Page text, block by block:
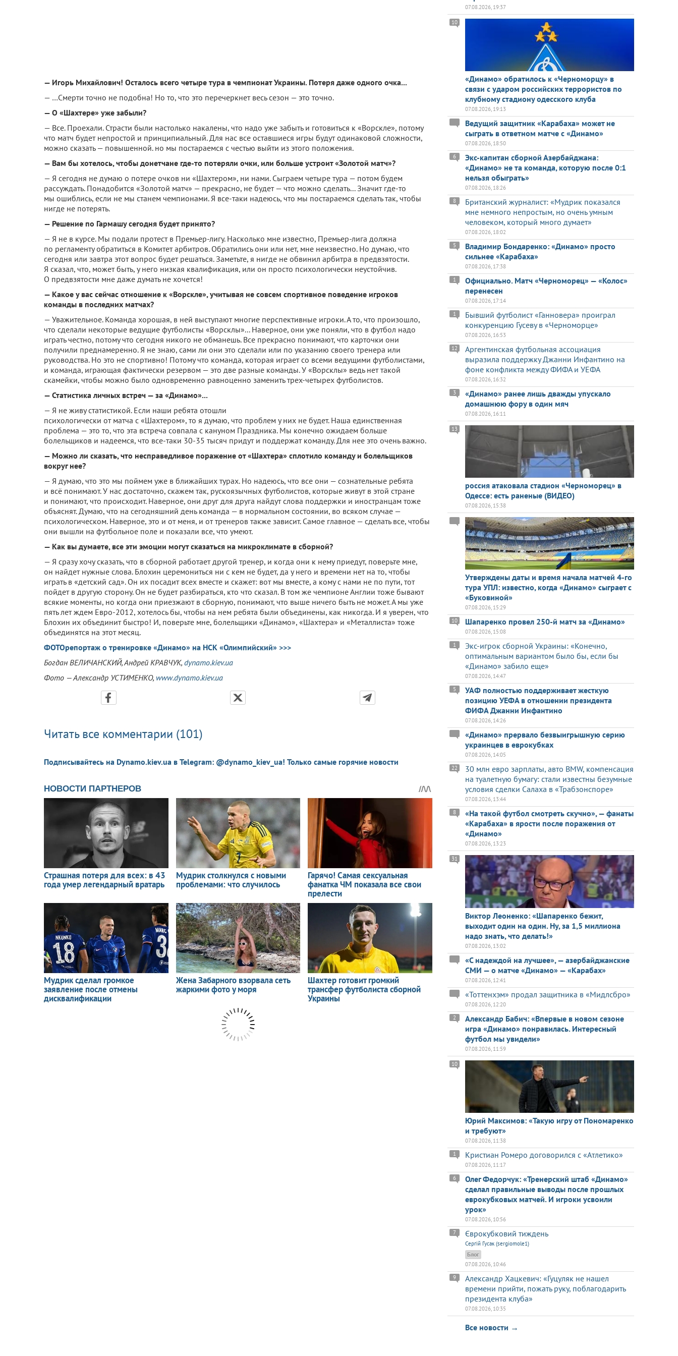
— Игорь Михайлович! Осталось всего четыре тура в чемпионат Украины. Потеря даже одного очка...
— …Смерти точно не подобна! Но то, что это перечеркнет весь сезон — это точно.
— О «Шахтере» уже забыли?
— Все. Проехали. Страсти были настолько накалены, что надо уже забыть и готовиться к «Ворскле», потому
что матч будет непростой и принципиальный. Для нас все оставшиеся игры будут одинаковой сложности,
можно сказать — повышенной. но мы постараемся с честью выйти из этого положения.
— Вам бы хотелось, чтобы донетчане где-то потеряли очки, или больше устроит «Золотой матч»?
— Я сегодня не думаю о потере очков ни «Шахтером», ни нами. Сыграем четыре тура — потом будем
рассуждать. Понадобится «Золотой матч» — прекрасно, не будет — что можно сделать... Значит где-то
мы ошиблись, если не мы станем чемпионами. Я все-таки надеюсь, что мы постараемся сделать так, чтобы
нигде не потерять.
— Решение по Гармашу сегодня будет принято?
— Я не в курсе. Мы подали протест в Премьер-лигу. Насколько мне известно, Премьер-лига должна
по регламенту обратиться в Комитет арбитров. Обратились они или нет, мне неизвестно. Но думаю, что
сегодня или завтра этот вопрос будет решаться. Заметьте, я нигде не обвинил арбитра в предвзятости.
Я сказал, что, может быть, у него низкая квалификация, или он просто психологически неустойчив.
О предвзятости мне даже думать не хочется!
— Какое у вас сейчас отношение к «Ворскле», учитывая не совсем спортивное поведение игроков
команды в последних матчах?
— Уважительное. Команда хорошая, в ней выступают многие перспективные игроки. А то, что произошло,
что сделали некоторые ведущие футболисты «Ворсклы»... Наверное, они уже поняли, что в футбол надо
играть честно, потому что сегодня никого не обманешь. Все прекрасно понимают, что карточки они
получили преднамеренно. Я не знаю, сами ли они это сделали или по указанию своего тренера или
руководства. Но это не спортивно! Потому что команда, которая играет со всеми ведущими футболистами,
и команда, играющая фактически резервом — это две разные команды. У «Ворсклы» ведь нет такой
скамейки, чтобы можно было одновременно равноценно заменить трех-четырех футболистов.
— Статистика личных встреч — за «Динамо»...
— Я не живу статистикой. Если наши ребята отошли
психологически от матча с «Шахтером», то я думаю, что проблем у них не будет. Наша единственная
проблема — это то, что эта встреча совпала с кануном Праздника. Мы конечно ожидаем больше
болельщиков и надеемся, что все-таки 30-35 тысяч придут и поддержат команду. Для нее это очень важно.
— Можно ли сказать, что несправедливое поражение от «Шахтера» сплотило команду и болельщиков
вокруг нее?
— Я думаю, что это мы поймем уже в ближайших турах. Но надеюсь, что все они — сознательные ребята
и всё понимают. У нас достаточно, скажем так, рускоязычных футболистов, которые живут в этой стране
и понимают, что происходит. Наверное, они друг для друга найдут слова поддержки и иностранцам тоже
объяснят. Думаю, что на сегодняшний день команда — в нормальном состоянии, во всяком случае —
психологическом. Наверное, это и от меня, и от тренеров также зависит. Самое главное — сделать все, чтобы
они вышли на футбольное поле и показали все, что умеют.
— Как вы думаете, все эти эмоции могут сказаться на микроклимате в сборной?
— Я сразу хочу сказать, что в сборной работает другой тренер, и когда они к нему приедут, поверьте мне,
он найдет нужные слова. Блохин церемониться ни с кем не будет, да у него и времени нет на то, чтобы
играть в «детский сад». Он их посадит всех вместе и скажет: вот мы вместе, а кому с нами не по пути, тот
пойдет в другую сторону. Он не будет разбираться, кто что сказал. В том же чемпионе Англии тоже бывают
всякие моменты, но когда они приезжают в сборную, понимают, что выше ничего быть не может. А мы уже
пять лет ждем Евро-2012, хотелось бы, чтобы на нем ребята были объединены, как никогда. И я уверен, что
Блохин их объединит быстро! И, поверьте мне, болельщики «Динамо», «Шахтера» и «Металлиста» тоже
объединятся на этот месяц.
ФОТОрепортаж о тренировке «Динамо» на НСК «Олимпийский» >>>
Богдан ВЕЛИЧАНСКИЙ, Андрей КРАВЧУК, dynamo.kiev.ua
Фото — Александр УСТИМЕНКО, www.dynamo.kiev.ua
Читать все комментарии (101)
Подписывайтесь на Dynamo.kiev.ua в Telegram: @dynamo_kiev_ua! Только самые горячие новости
07.08.2026, 19:37
«Динамо» обратилось к «Черноморцу» в
связи с ударом российских террористов по
клубному стадиону одесского клуба
10
07.08.2026, 19:13
Ведущий защитник «Карабаха» может не
сыграть в ответном матче с «Динамо»
07.08.2026, 18:50
Экс-капитан сборной Азербайджана:
«Динамо» не та команда, которую после 0:1
нельзя обыграть»
6
07.08.2026, 18:26
Британский журналист: «Мудрик показался
мне немного непростым, но очень умным
человеком, который много думает»
8
07.08.2026, 18:02
Владимир Бондаренко: «Динамо» просто
сильнее «Карабаха»
5
07.08.2026, 17:38
Официально. Матч «Черноморец» — «Колос»
перенесен
1
07.08.2026, 17:14
Бывший футболист «Ганновера» проиграл
конкуренцию Гусеву в «Черноморце»
1
07.08.2026, 16:53
Аргентинская футбольная ассоциация
выразила поддержку Джанни Инфантино на
фоне конфликта между ФИФА и УЕФА
12
07.08.2026, 16:32
«Динамо» ранее лишь дважды упускало
домашнюю фору в один мяч
3
07.08.2026, 16:11
россия атаковала стадион «Черноморец» в
Одессе: есть раненые (ВИДЕО)
13
07.08.2026, 15:38
Утверждены даты и время начала матчей 4-го
тура УПЛ: известно, когда «Динамо» сыграет с
«Буковиной»
07.08.2026, 15:29
Шапаренко провел 250-й матч за «Динамо»
10
07.08.2026, 15:08
Экс-игрок сборной Украины: «Конечно,
оптимальным вариантом было бы, если бы
«Динамо» забило еще»
1
07.08.2026, 14:47
УАФ полностью поддерживает жесткую
позицию УЕФА в отношении президента
ФИФА Джанни Инфантино
5
07.08.2026, 14:26
«Динамо» прервало безвыигрышную серию
украинцев в еврокубках
07.08.2026, 14:05
30 млн евро зарплаты, авто BMW, компенсация
на туалетную бумагу: стали известны безумные
условия сделки Салаха в «Трабзонспоре»
22
07.08.2026, 13:44
«На такой футбол смотреть скучно», — фанаты
«Карабаха» в ярости после поражения от
«Динамо»
8
07.08.2026, 13:23
Виктор Леоненко: «Шапаренко бежит,
выходит один на один. Ну, за 1,5 миллиона
надо знать, что делать!»
31
07.08.2026, 13:02
«С надеждой на лучшее», — азербайджанские
СМИ — о матче «Динамо» — «Карабах»
07.08.2026, 12:41
«Тоттенхэм» продал защитника в «Мидлсбро»
07.08.2026, 12:20
Александр Бабич: «Впервые в новом сезоне
игра «Динамо» понравилась. Интересный
футбол мы увидели»
2
07.08.2026, 11:59
Юрий Максимов: «Такую игру от Пономаренко
и требуют»
10
07.08.2026, 11:38
Кристиан Ромеро договорился с «Атлетико»
1
07.08.2026, 11:17
Олег Федорчук: «Тренерский штаб «Динамо»
сделал правильные выводы после прошлых
еврокубковых матчей. И игроки усвоили
урок»
6
07.08.2026, 10:56
Єврокубковий тиждень
7
Сергій Гусак (sergiomole1)
Блог
07.08.2026, 10:46
Александр Хацкевич: «Гуцуляк не нашел
времени прийти, пожать руку, поблагодарить
президента клуба»
9
07.08.2026, 10:35
Все новости →